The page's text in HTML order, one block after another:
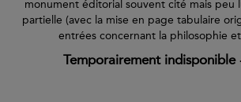
monument éditorial souvent cité mais peu
partielle (avec la mise en page tabulaire
entrées concernant la philosophie
Temporairement indisponible